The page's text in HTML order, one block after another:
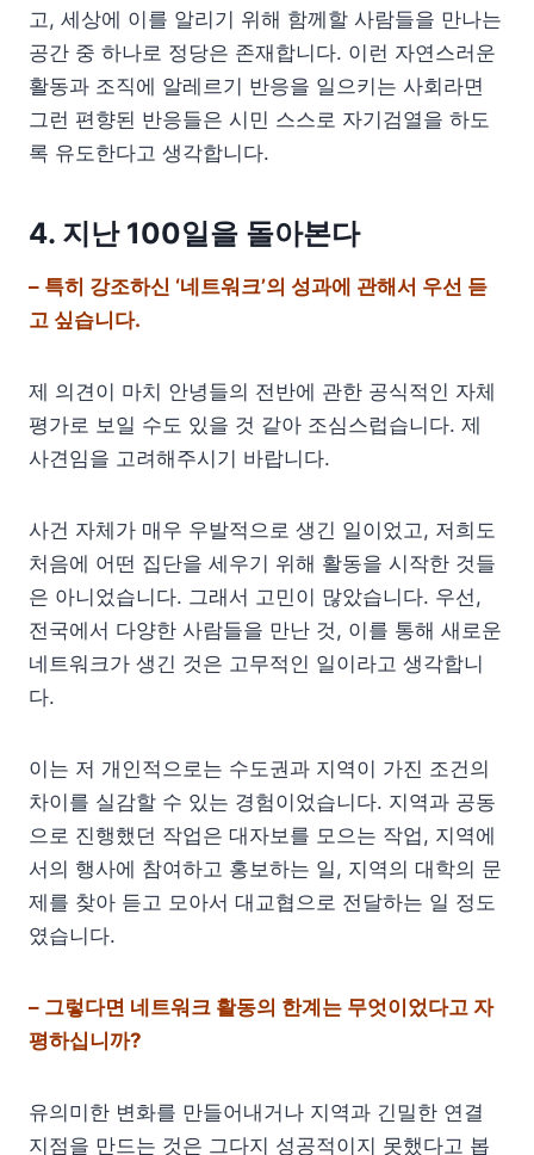
고, 세상에 이를 알리기 위해 함께할 사람들을 만나는
공간 중 하나로 정당은 존재합니다. 이런 자연스러운
활동과 조직에 알레르기 반응을 일으키는 사회라면
그런 편향된 반응들은 시민 스스로 자기검열을 하도
록 유도한다고 생각합니다.
4. 지난 100일을 돌아본다
– 특히 강조하신 ‘네트워크’의 성과에 관해서 우선 듣
고 싶습니다.
제 의견이 마치 안녕들의 전반에 관한 공식적인 자체
평가로 보일 수도 있을 것 같아 조심스럽습니다. 제
사견임을 고려해주시기 바랍니다.
사건 자체가 매우 우발적으로 생긴 일이었고, 저희도
처음에 어떤 집단을 세우기 위해 활동을 시작한 것들
은 아니었습니다. 그래서 고민이 많았습니다. 우선,
전국에서 다양한 사람들을 만난 것, 이를 통해 새로운
네트워크가 생긴 것은 고무적인 일이라고 생각합니
다.
이는 저 개인적으로는 수도권과 지역이 가진 조건의
차이를 실감할 수 있는 경험이었습니다. 지역과 공동
으로 진행했던 작업은 대자보를 모으는 작업, 지역에
서의 행사에 참여하고 홍보하는 일, 지역의 대학의 문
제를 찾아 듣고 모아서 대교협으로 전달하는 일 정도
였습니다.
– 그렇다면 네트워크 활동의 한계는 무엇이었다고 자
평하십니까?
유의미한 변화를 만들어내거나 지역과 긴밀한 연결
지점을 만드는 것은 그다지 성공적이지 못했다고 봅